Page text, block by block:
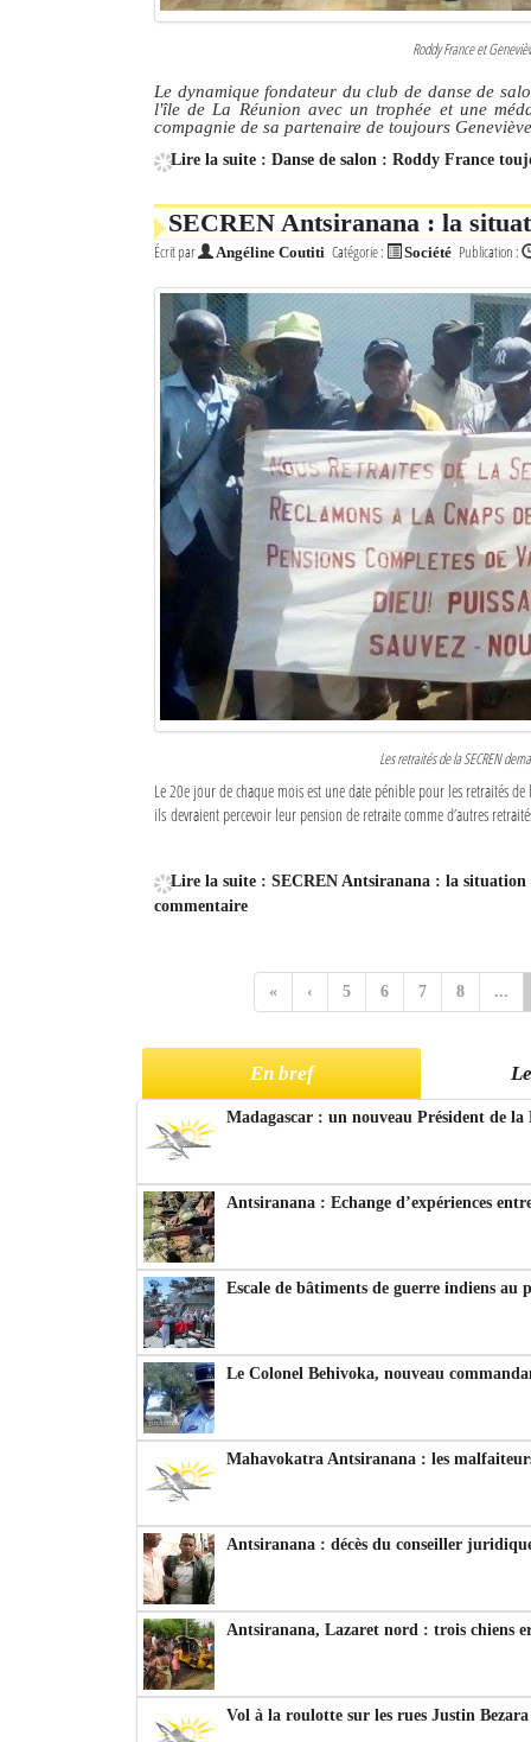
Roddy France et
Le dynamique fondateur du club de danse de
l'île de La Réunion avec un trophée et une
compagnie de sa partenaire de toujours Geneviève
Lire la suite : Danse de salon : Roddy France
SECREN Antsiranana : la
Écrit par Angéline Coutiti Catégorie : Société Publication :
Les retraités de la SECREN
Le 20e jour de chaque mois est une date pénible pour les retraités de
ils devraient percevoir leur pension de retraite comme d’autres
Lire la suite : SECREN Antsiranana : la situation
commentaire
« ‹ 5 6 7 8 ...
En bref
Madagascar : un nouveau Président de
Antsiranana : Echange d’expériences
Escale de bâtiments de guerre indiens au
Le Colonel Behivoka, nouveau
Mahavokatra Antsiranana : les
Antsiranana : décès du conseiller
Antsiranana, Lazaret nord : trois chiens
Vol à la roulotte sur les rues Justin